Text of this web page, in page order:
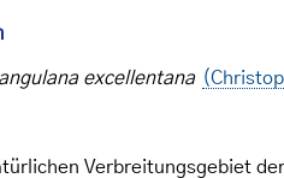
excellentana
Verbreitungsgebiet der